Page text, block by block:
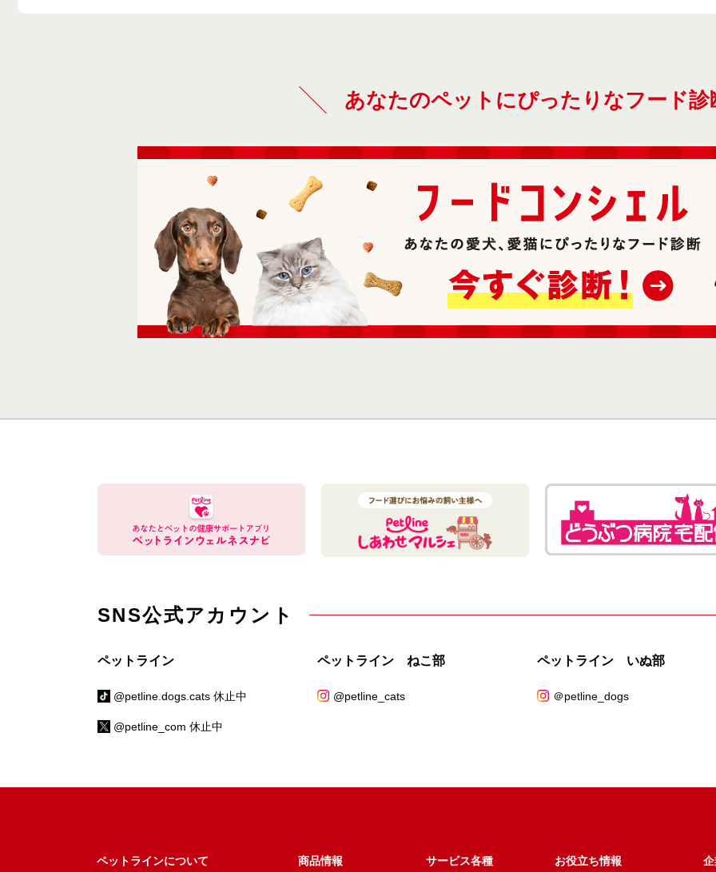
あなたのペットにぴったりなフード診
SNS公式アカウント
ペットライン
@petline.dogs.cats 休止中
@petline_com 休止中
ペットライン ねこ部
@petline_cats
ペットライン いぬ部
＠petline_dogs
ペットラインについて 商品情報 サービス各種 お役立ち情報